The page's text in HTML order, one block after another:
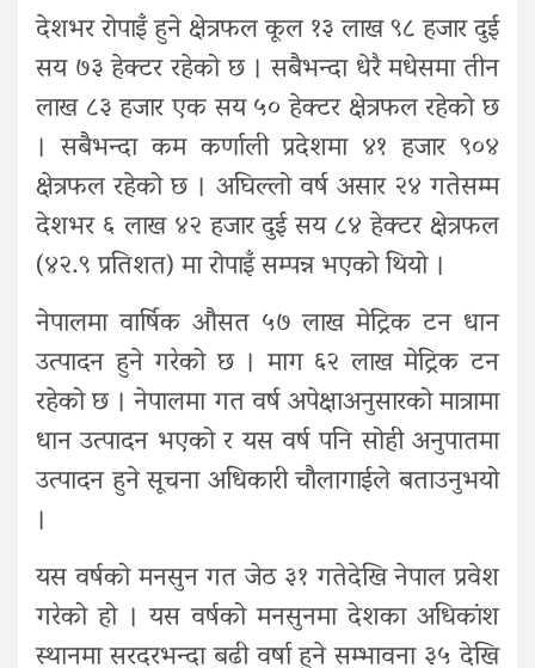
देशभर रोपाइँ हुने क्षेत्रफल कूल १३ लाख ९८ हजार दुई
सय ७३ हेक्टर रहेको छ । सबैभन्दा धेरै मधेसमा तीन
लाख ८३ हजार एक सय ५० हेक्टर क्षेत्रफल रहेको छ
। सबैभन्दा कम कर्णाली प्रदेशमा ४१ हजार ९०४
क्षेत्रफल रहेको छ । अघिल्लो वर्ष असार २४ गतेसम्म
देशभर ६ लाख ४२ हजार दुई सय ८४ हेक्टर क्षेत्रफल
(४२.९ प्रतिशत) मा रोपाइँ सम्पन्न भएको थियो ।
नेपालमा वार्षिक औसत ५७ लाख मेट्रिक टन धान
उत्पादन हुने गरेको छ । माग ६२ लाख मेट्रिक टन
रहेको छ । नेपालमा गत वर्ष अपेक्षाअनुसारको मात्रामा
धान उत्पादन भएको र यस वर्ष पनि सोही अनुपातमा
उत्पादन हुने सूचना अधिकारी चौलागाईले बताउनुभयो
।
यस वर्षको मनसुन गत जेठ ३१ गतेदेखि नेपाल प्रवेश
गरेको हो । यस वर्षको मनसुनमा देशका अधिकांश
स्थानमा सरदरभन्दा बढी वर्षा हुने सम्भावना ३५ देखि